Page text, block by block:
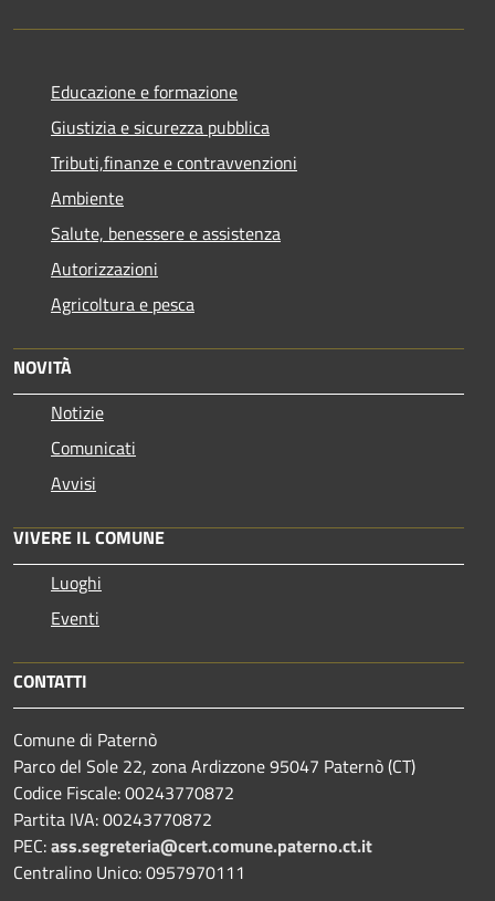
Educazione e formazione
Giustizia e sicurezza pubblica
Tributi,finanze e contravvenzioni
Ambiente
Salute, benessere e assistenza
Autorizzazioni
Agricoltura e pesca
NOVITÀ
Notizie
Comunicati
Avvisi
VIVERE IL COMUNE
Luoghi
Eventi
CONTATTI
Comune di Paternò
Parco del Sole 22, zona Ardizzone 95047 Paternò (CT)
Codice Fiscale: 00243770872
Partita IVA: 00243770872
PEC:ass.segreteria@cert.comune.paterno.ct.it
Centralino Unico: 0957970111